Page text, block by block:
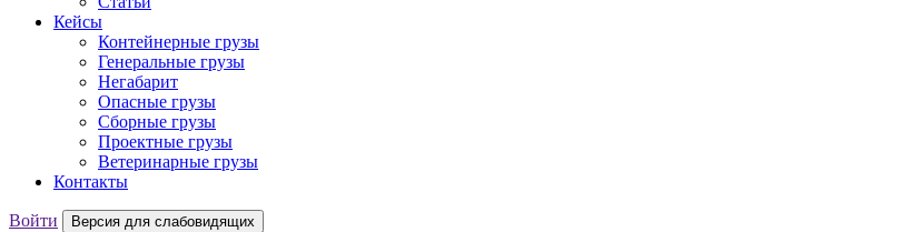
Кейсы
Контейнерные грузы
Генеральные грузы
Негабарит
Опасные грузы
Сборные грузы
Проектные грузы
Ветеринарные грузы
Контакты
Войти Версия для слабовидящих